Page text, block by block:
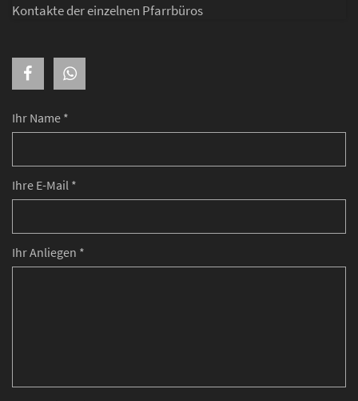
Ihr Name *
Ihre E-Mail *
Ihr Anliegen *
Kontakte der einzelnen Pfarrbüros